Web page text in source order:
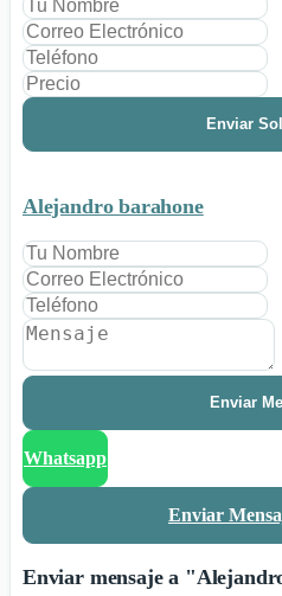
Enviar
Alejandro barahone
Enviar
Whatsapp
Enviar
Enviar mensaje a